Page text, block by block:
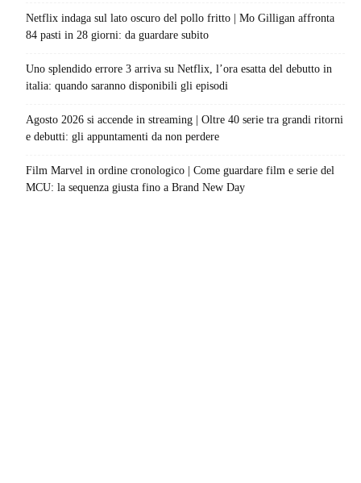
Netflix indaga sul lato oscuro del pollo fritto | Mo Gilligan affronta
84 pasti in 28 giorni: da guardare subito
Uno splendido errore 3 arriva su Netflix, l’ora esatta del debutto in
italia: quando saranno disponibili gli episodi
Agosto 2026 si accende in streaming | Oltre 40 serie tra grandi ritorni
e debutti: gli appuntamenti da non perdere
Film Marvel in ordine cronologico | Come guardare film e serie del
MCU: la sequenza giusta fino a Brand New Day